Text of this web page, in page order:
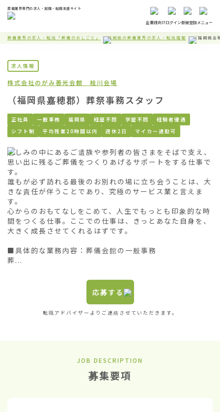
葬儀業界専門の求人・就職・転職支援サイト
企業様向けログイン新規登録メニュー
葬儀業界の求人・転職「葬儀のおしごと」 福岡県の葬儀業界の求人・転職情報 （福岡県嘉
求人情報
株式会社のがみ善光会館 桂川会場
（福岡県嘉穂郡）葬祭事務スタッフ
正社員 一般事務 福岡県 経歴不問 学歴不問
経験者優遇
シフト制
平均残業20時間以内 週休2日 マイカー通勤可
悲しみの中にあるご遺族や参列者の皆さまをそばで支え、
思い出に残るご葬儀をつくりあげるサポートをする仕事で
す。
誰もが必ず訪れる最後のお別れの場に立ち会うことは、大
きな責任が伴うことであり、究極のサービス業と言えま
す。
心からのおもてなしをこめて、人生でもっとも印象的な時
間をつくる仕事。ここでの仕事は、きっとあなた自身を、
大きく成長させてくれるはずです。
■具体的な業務内容：葬儀会館の一般事務
葬...
応募する
転職アドバイザーよりご連絡させていただきます。
JOB DESCRIPTION
募集要項